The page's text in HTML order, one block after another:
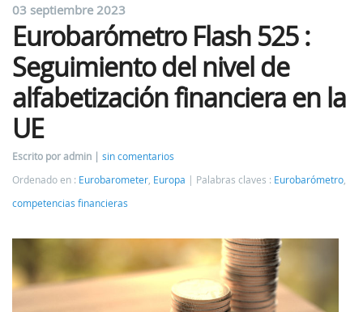
03 septiembre 2023
Eurobarómetro Flash 525 :
Seguimiento del nivel de
alfabetización financiera en la
UE
Escrito por admin
sin comentarios
Ordenado en : Eurobarometer Europa Palabras claves : Eurobarómetro
competencias financieras